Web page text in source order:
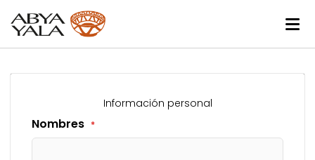
Información personal
Nombres